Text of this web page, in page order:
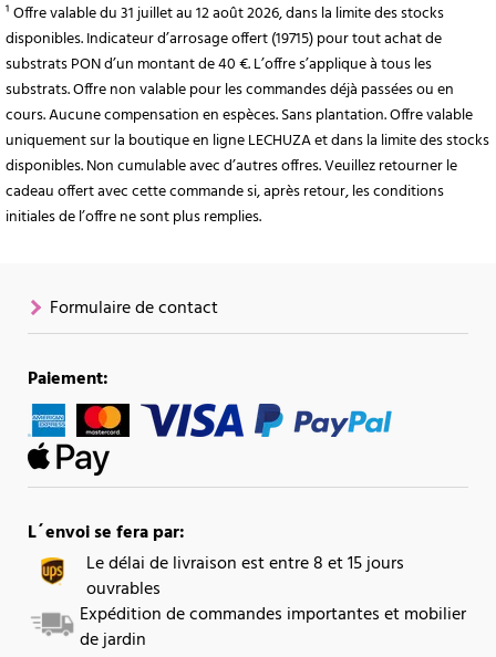
¹ Offre valable du 31 juillet au 12 août 2026, dans la limite des stocks
disponibles. Indicateur d’arrosage offert (19715) pour tout achat de
substrats PON d’un montant de 40 €. L’offre s’applique à tous les
substrats. Offre non valable pour les commandes déjà passées ou en
cours. Aucune compensation en espèces. Sans plantation. Offre valable
uniquement sur la boutique en ligne LECHUZA et dans la limite des stocks
disponibles. Non cumulable avec d’autres offres. Veuillez retourner le
cadeau offert avec cette commande si, après retour, les conditions
initiales de l’offre ne sont plus remplies.
Formulaire de contact
Paiement:
L´envoi se fera par:
Le délai de livraison est entre 8 et 15 jours
ouvrables
Expédition de commandes importantes et mobilier
de jardin